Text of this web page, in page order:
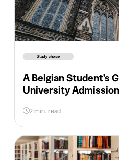
Study choice
A Belgian Student’s
University
2 min. read